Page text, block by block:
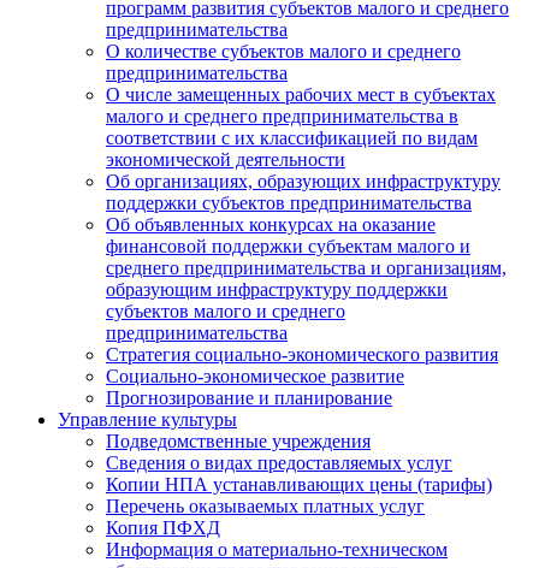
программ развития субъектов малого и среднего
предпринимательства
О количестве субъектов малого и среднего
предпринимательства
О числе замещенных рабочих мест в субъектах
малого и среднего предпринимательства в
соответствии с их классификацией по видам
экономической деятельности
Об организациях, образующих инфраструктуру
поддержки субъектов предпринимательства
Об объявленных конкурсах на оказание
финансовой поддержки субъектам малого и
среднего предпринимательства и организациям,
образующим инфраструктуру поддержки
субъектов малого и среднего
предпринимательства
Стратегия социально-экономического развития
Социально-экономическое развитие
Прогнозирование и планирование
Управление культуры
Подведомственные учреждения
Сведения о видах предоставляемых услуг
Копии НПА устанавливающих цены (тарифы)
Перечень оказываемых платных услуг
Копия ПФХД
Информация о материально-техническом